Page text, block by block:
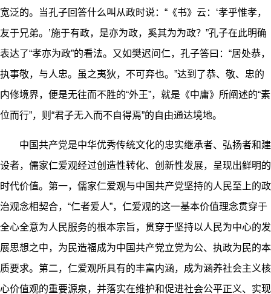
宽泛的。当孔子回答什么叫从政时说：“《书》云：‘孝乎惟孝，
友于兄弟。’施于有政，是亦为政，奚其为为政？”孔子在此明确
表达了“孝亦为政”的看法。又如樊迟问仁，孔子答曰：“居处恭，
执事敬，与人忠。虽之夷狄，不可弃也。”达到了恭、敬、忠的
内修境界，便是无往而不胜的“外王”，就是《中庸》所阐述的“素
位而行”，则“君子无入而不自得焉”的自由通达境地。
中国共产党是中华优秀传统文化的忠实继承者、弘扬者和建
设者，儒家仁爱观经过创造性转化、创新性发展，呈现出鲜明的
时代价值。第一，儒家仁爱观与中国共产党坚持的人民至上的政
治观念相契合，“仁者爱人”，仁爱观的这一基本价值理念贯穿于
全心全意为人民服务的根本宗旨，贯穿于坚持以人民为中心的发
展思想之中，为民造福成为中国共产党立党为公、执政为民的本
质要求。第二，仁爱观所具有的丰富内涵，成为涵养社会主义核
心价值观的重要源泉，并落实在维护和促进社会公平正义、实现